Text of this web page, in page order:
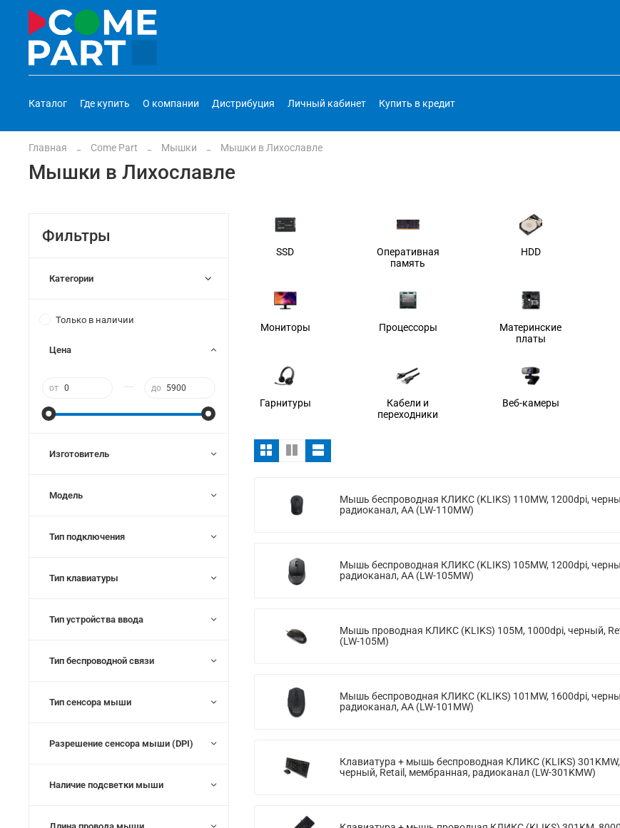
Каталог Где купить О компании Дистрибуция Личный кабинет Купить в кредит
Главная Come Part Мышки Мышки в Лихославле
Мышки в Лихославле
SSD
Оперативная
память
HDD
Мониторы Процессоры
Материнские
платы
Гарнитуры
Кабели и
переходники
Веб-камеры
Мышь беспроводная КЛИКС (KLIKS) 110MW, 1200dpi,
радиоканал, AA (LW-110MW)
Мышь беспроводная КЛИКС (KLIKS) 105MW, 1200dpi,
радиоканал, AA (LW-105MW)
Мышь проводная КЛИКС (KLIKS) 105M, 1000dpi, черный,
(LW-105M)
Мышь беспроводная КЛИКС (KLIKS) 101MW, 1600dpi,
радиоканал, AA (LW-101MW)
Клавиатура + мышь беспроводная КЛИКС (KLIKS)
черный, Retail, мембранная, радиоканал (LW-301KMW)
Фильтры
Категории
Только в наличии
Цена
от до
Изготовитель
Модель
Тип подключения
Тип клавиатуры
Тип устройства ввода
Тип беспроводной связи
Тип сенсора мыши
Разрешение сенсора мыши (DPI)
Наличие подсветки мыши